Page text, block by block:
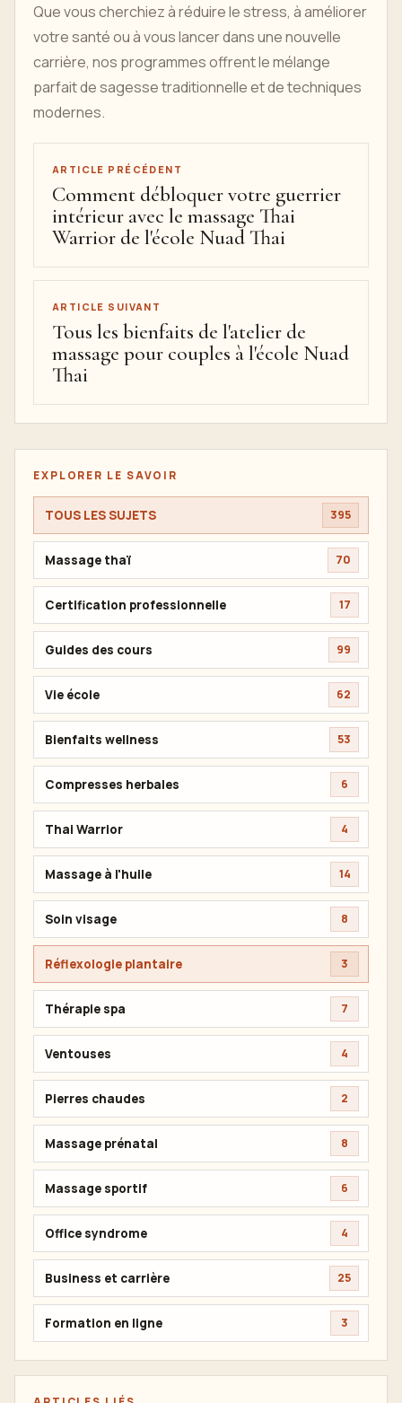
Que vous cherchiez à réduire le stress, à améliorer
votre santé ou à vous lancer dans une nouvelle
carrière, nos programmes offrent le mélange
parfait de sagesse traditionnelle et de techniques
modernes.
ARTICLE PRÉCÉDENT
Comment débloquer votre guerrier
intérieur avec le massage Thai
Warrior de l'école Nuad Thai
ARTICLE SUIVANT
Tous les bienfaits de l'atelier de
massage pour couples à l'école Nuad
Thai
EXPLORER LE SAVOIR
TOUS LES SUJETS 395
Massage thaï 70
Certification professionnelle 17
Guides des cours 99
Vie école 62
Bienfaits wellness 53
Compresses herbales 6
Thai Warrior 4
Massage à l'huile 14
Soin visage 8
Réflexologie plantaire 3
Thérapie spa 7
Ventouses 4
Pierres chaudes 2
Massage prénatal 8
Massage sportif 6
Office syndrome 4
Business et carrière 25
Formation en ligne 3